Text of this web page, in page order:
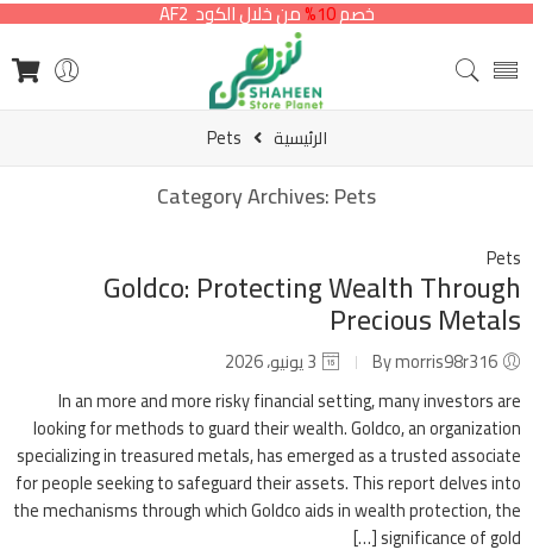
خصم10% من خلال الكود AF2
الرئيسية Pets
Category Archives:Pets
Pets
Goldco: Protecting Wealth Through
Precious Metals
In an more and more risky financial setting, many investors are
looking for methods to guard their wealth. Goldco, an organization
specializing in treasured metals, has emerged as a trusted associate
for people seeking to safeguard their assets. This report delves into
the mechanisms through which Goldco aids in wealth protection, the
significance of gold […]